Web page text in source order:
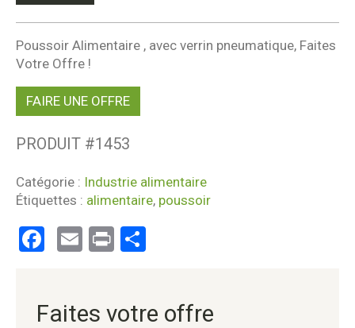
Poussoir Alimentaire , avec verrin pneumatique, Faites
Votre Offre !
FAIRE UNE OFFRE
PRODUIT #1453
Catégorie : Industrie alimentaire
Étiquettes : alimentaire, poussoir
Facebook
Email
Print
Faites votre offre